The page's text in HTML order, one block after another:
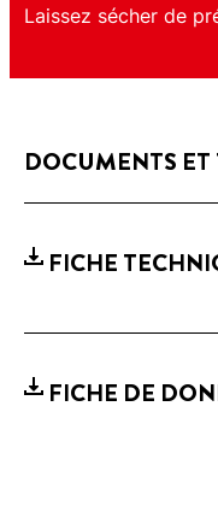
Laissez sécher de
DOCUMENTS
FICHE
FICHE DE